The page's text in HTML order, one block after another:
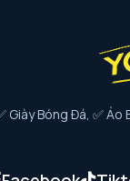
Bóng Đá, ✅